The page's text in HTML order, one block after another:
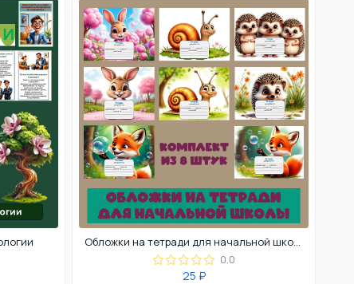
Обложки на тетради для начальной школы
0.0
25 ₽